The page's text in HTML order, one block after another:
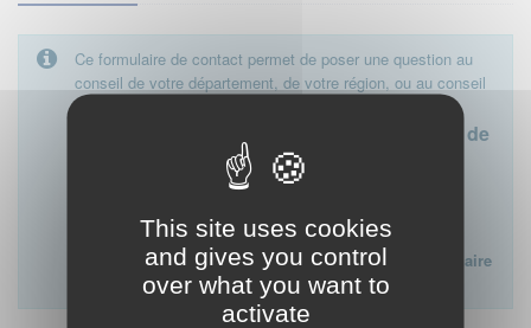
This site uses cookies
and gives you control
over what you want to
activate
Ce formulaire de contact permet de poser une question au
conseil de votre département, de votre région, ou au conseil
national.
Le conseil départemental est l'interlocuteur de
proximité à privilégier.
plainte ou formuler des doléances à l'égard d'un médecin
Lien vers la FAQ du CNOM sur la procédure disciplinaire
FAQ procédure disciplinaire